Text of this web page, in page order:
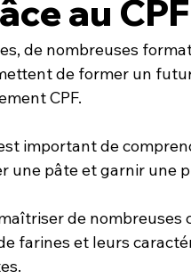
au
de nombreuses
de former un
CPF.
important de
une pâte et garnir une
de nombreuses
farines et leurs